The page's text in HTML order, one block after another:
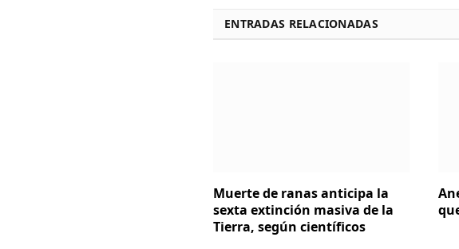
ENTRADAS RELACIONADAS
Muerte de ranas anticipa la
sexta extinción masiva de la
Tierra, según científicos